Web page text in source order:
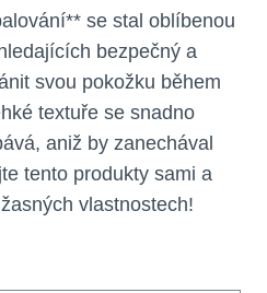
se stal oblíbenou
bezpečný a
svou pokožku během
textuře se snadno
aniž by zanechával
tento produkty sami a
vlastnostech!